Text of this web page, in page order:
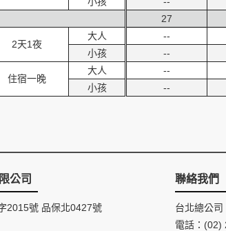
2天1夜
大人
小孩
住宿一晚
大人
小孩
27
--
--
--
--
公司
2015號 品保北0427號
聯絡我們
台北總公司
電話：(02)